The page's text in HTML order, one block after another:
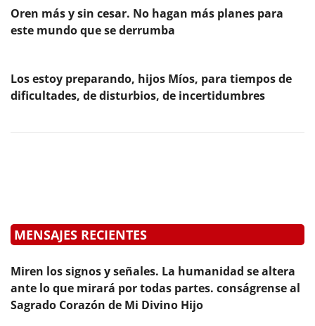
Oren más y sin cesar. No hagan más planes para
este mundo que se derrumba
Los estoy preparando, hijos Míos, para tiempos de
dificultades, de disturbios, de incertidumbres
MENSAJES RECIENTES
Miren los signos y señales. La humanidad se altera
ante lo que mirará por todas partes. conságrense al
Sagrado Corazón de Mi Divino Hijo